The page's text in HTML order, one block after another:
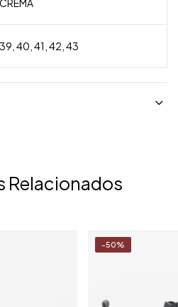
CREMA
39 40 41 42 43
Relacionados
-50%